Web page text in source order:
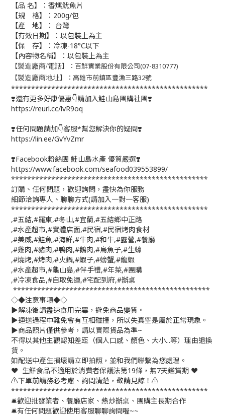
【品 名】： 香燻魷魚片
【規 格】：200g/包
【產 地】： 台灣
【有效日期】：以包裝上為主
【保 存】：冷凍-18°C以下
【內容物名稱】：以包裝上為主
【製造廠商/電話】：百鮮實業股份有限公司(07-8310777)
【製造廠商地址】：高雄市前鎮區豐漁三路32號
*************************************************
❣️還有更多好康優惠👇請加入鮭山島團購社團❣️
https://reurl.cc/lvR9oq
❣️任何問題請加👇客服*幫您解決你的疑問❣️
https://lin.ee/GvYvZmr
❣️Facebook粉絲團 鮭山島水產 優質嚴選❣️
https://www.facebook.com/seafood039553899/
*************************************************
訂購、任何問題，歡迎詢問，盡快為你服務
細節洽詢專人、聊聊方式(請加入一對一客服)
*************************************************
,#五結,#羅東,#冬山,#宜蘭,#五結鄉中正路
,#水產超市,#實體店面,#民宿,#民宿烤肉食材
,#美威,#鮭魚,#海鮮,#牛肉,#和牛,#露營,#餐廳
,#雞肉,#豬肉,#鴨肉,#鵝肉,#烏魚子,#生蠔
,#燒烤,#烤肉,#火鍋,#蝦子,#螃蟹,#龍蝦
,#水產超市,#龜山島,#伴手禮,#年菜,#團購
,#冷凍食品,#自取免運,#宅配到府,#辦桌
*************************************************
◇◆注意事項◆◇
▶️解凍後請盡速食用完畢，避免商品變質。
▶️運送過程中難免會有互相碰撞，所以失真空是屬於正常現象。
▶️商品照片僅供參考，請以實際貨品為準~
不得以其他主觀認知差距（個人口感、顏色、大小...等）理由退換
貨。
如配送中產生損壞請立即拍照，並和我們聯繫為您處理。
❤️ 生鮮食品不適用於消費者保護法第19條，無7天鑑賞期 ❤️
⚠️下單前請務必考慮、詢問清楚，敬請見諒！⚠️
*************************************************
🛎歡迎批發業者、餐廳店家、熱炒辦桌、團購主長期合作
🛎有任何問題歡迎使用客服聊聊詢問喔~~